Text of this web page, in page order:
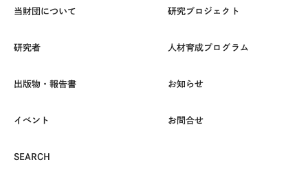
当財団について 研究プロジェクト
研究者 人材育成プログラム
出版物・報告書 お知らせ
イベント お問合せ
SEARCH